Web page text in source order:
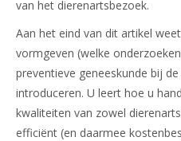
van het dierenartsbezoek.
Aan het eind van dit artikel
vormgeven (welke
preventieve geneeskunde bij
introduceren. U leert hoe u
kwaliteiten van zowel
efficiënt (en daarmee